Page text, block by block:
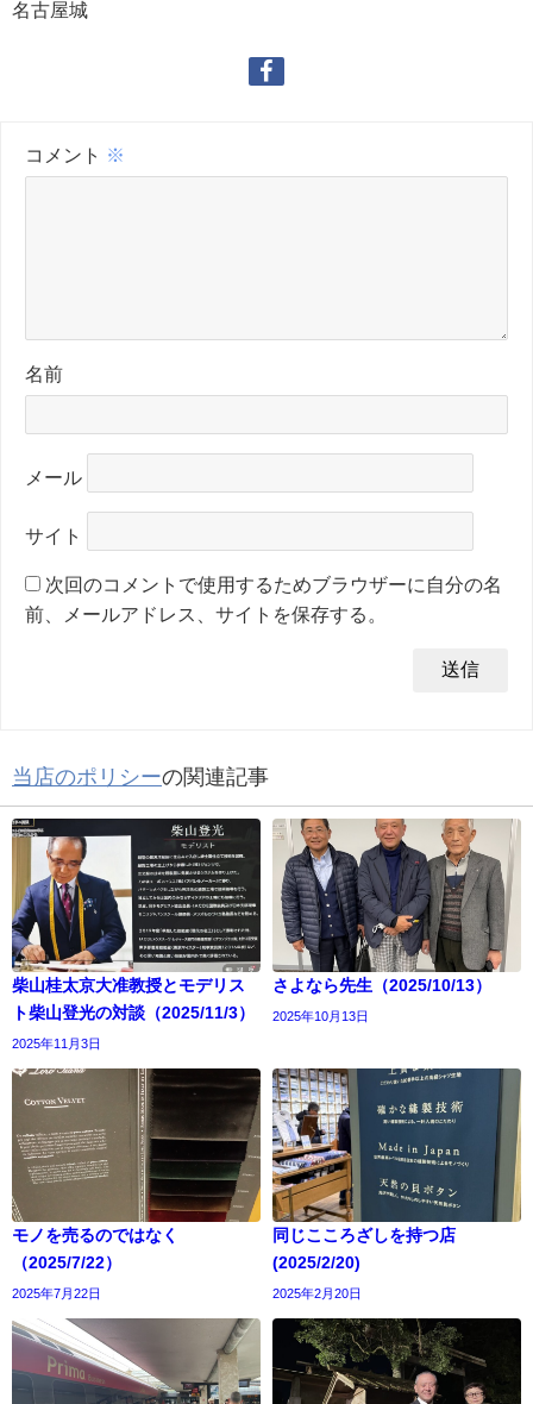
名古屋城
コメント ※
名前
メール
サイト
次回のコメントで使用するためブラウザーに自分の名
前、メールアドレス、サイトを保存する。
当店のポリシーの関連記事
柴山桂太京大准教授とモデリス
ト柴山登光の対談（2025/11/3）
2025年11月3日
さよなら先生（2025/10/13）
2025年10月13日
モノを売るのではなく
（2025/7/22）
2025年7月22日
同じこころざしを持つ店
(2025/2/20)
2025年2月20日